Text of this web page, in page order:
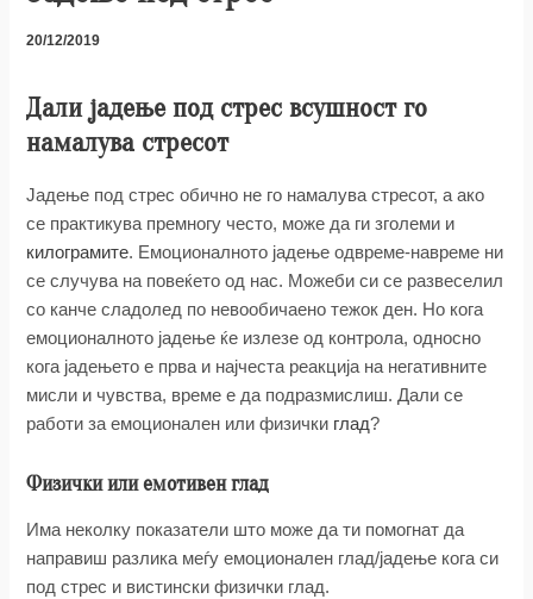
20/12/2019
Дали јадење под стрес всушност го
намалува стресот
Јадење под стрес обично не го намалува стресот, а ако
се практикува премногу често, може да ги зголеми и
килограмите. Емоционалното јадење одвреме-навреме ни
се случува на повеќето од нас. Можеби си се развеселил
со канче сладолед по невообичаено тежок ден. Но кога
емоционалното јадење ќе излезе од контрола, односно
кога јадењето е прва и најчеста реакција на негативните
мисли и чувства, време е да подразмислиш. Дали се
работи за емоционален или физички глад?
Физички или емотивен глад
Има неколку показатели што може да ти помогнат да
направиш разлика меѓу емоционален глад/јадење кога си
под стрес и вистински физички глад.